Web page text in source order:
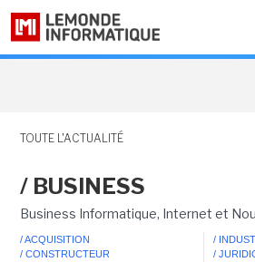
TOUTE L'ACTUALITÉ
/ BUSINESS
Business Informatique, Internet et
/ ACQUISITION
/ CONSTRUCTEUR
/
/